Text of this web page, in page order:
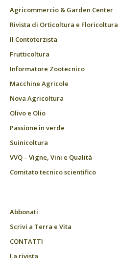
Agricommercio & Garden Center
Rivista di Orticoltura e Floricoltura
Il Contoterzista
Frutticoltura
Informatore Zootecnico
Macchine Agricole
Nova Agricoltura
Olivo e Olio
Passione in verde
Suinicoltura
VVQ – Vigne, Vini e Qualità
Comitato tecnico scientifico
Abbonati
Scrivi a Terra e Vita
CONTATTI
La rivista